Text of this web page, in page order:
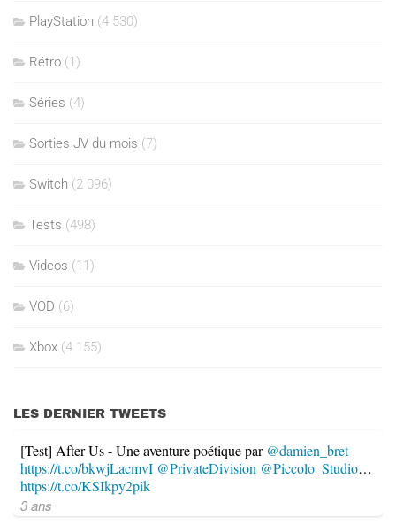
PlayStation (4 530)
Rétro (1)
Séries (4)
Sorties JV du mois (7)
Switch (2 096)
Tests (498)
Videos (11)
VOD (6)
Xbox (4 155)
LES DERNIER TWEETS
[Test] After Us - Une aventure poétique par @damien_bret
https://t.co/bkwjLacmvI @PrivateDivision @Piccolo_Studio…
https://t.co/KSIkpy2pik
3 ans